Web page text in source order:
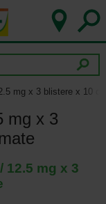
mg x 3 blistere x 10
mg x 3
12.5 mg x 3